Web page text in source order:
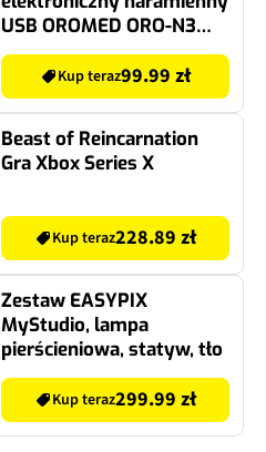
USB OROMED ORO-N3
COMPACT Biało-niebieski
+ ZasilaczKup teraz99.99 zł
Beast of Reincarnation
Gra Xbox Series X
Kup teraz228.89 zł
Zestaw EASYPIX
MyStudio, lampa
pierścieniowa, statyw, tło
Kup teraz299.99 zł